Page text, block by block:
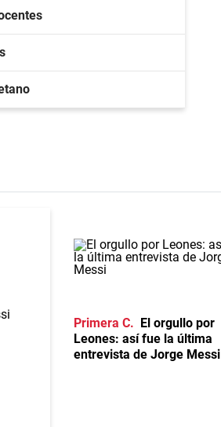
Primera C
El orgullo por
Leones: así fue la última
entrevista de Jorge Messi